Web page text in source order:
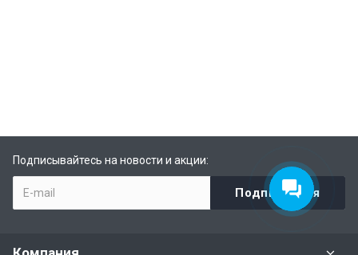
Подписывайтесь на новости и акции: